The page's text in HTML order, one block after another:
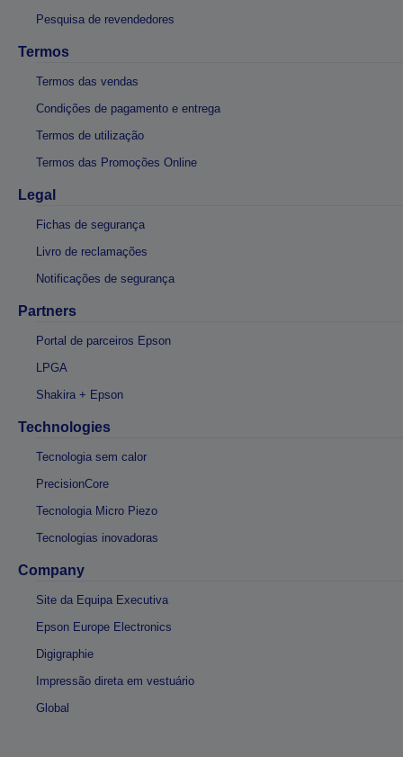
Pesquisa de revendedores
Termos
Termos das vendas
Condições de pagamento e entrega
Termos de utilização
Termos das Promoções Online
Legal
Fichas de segurança
Livro de reclamações
Notificações de segurança
Partners
Portal de parceiros Epson
LPGA
Shakira + Epson
Technologies
Tecnologia sem calor
PrecisionCore
Tecnologia Micro Piezo
Tecnologias inovadoras
Company
Site da Equipa Executiva
Epson Europe Electronics
Digigraphie
Impressão direta em vestuário
Global